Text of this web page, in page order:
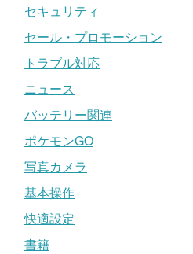
セキュリティ
セール・プロモーション
トラブル対応
ニュース
バッテリー関連
ポケモンGO
写真カメラ
基本操作
快適設定
書籍